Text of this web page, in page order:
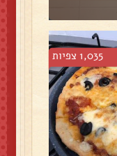
1,035 צפיות